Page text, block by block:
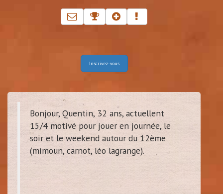
Inscrivez-vous
Bonjour, Quentin, 32 ans, actuellent
15/4 motivé pour jouer en journée, le
soir et le weekend autour du 12ème
(mimoun, carnot, léo lagrange).